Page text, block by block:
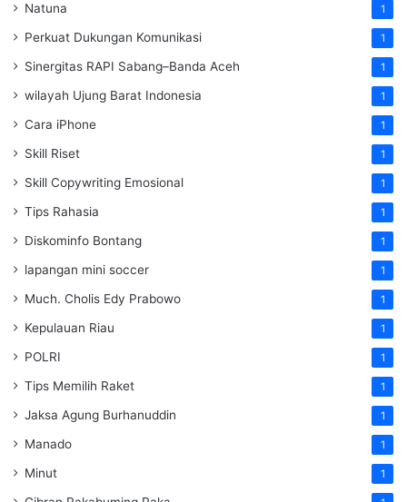
Natuna 1
Perkuat Dukungan Komunikasi 1
Sinergitas RAPI Sabang–Banda Aceh 1
wilayah Ujung Barat Indonesia 1
Cara iPhone 1
Skill Riset 1
Skill Copywriting Emosional 1
Tips Rahasia 1
Diskominfo Bontang 1
lapangan mini soccer 1
Much. Cholis Edy Prabowo 1
Kepulauan Riau 1
POLRI 1
Tips Memilih Raket 1
Jaksa Agung Burhanuddin 1
Manado 1
Minut 1